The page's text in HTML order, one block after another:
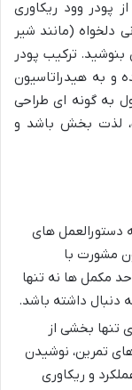
یک پیمانه (معادل 60 گرم) از پودر وود ریکاوری
دلخواه (مانند شیر
ترکیب پودر
و به هیدراتاسیون
به گونه ای طراحی
لذت بخش باشد و
دستورالعمل های
مشورت با
مکمل ها نه تنها
دنبال داشته باشد.
تنها بخشی از
تمرین، نوشیدن
و ریکاوری